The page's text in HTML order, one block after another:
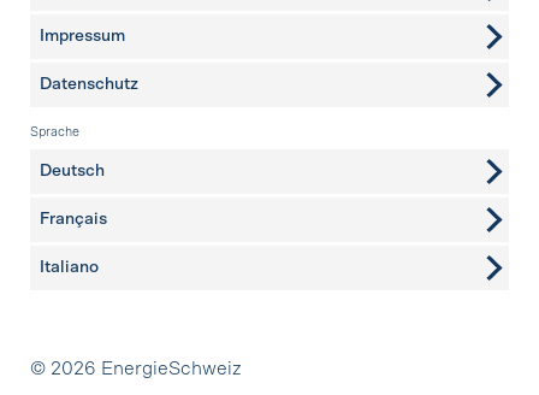
Impressum
Datenschutz
Sprache
Deutsch
Français
Italiano
Partner
© 2026 EnergieSchweiz